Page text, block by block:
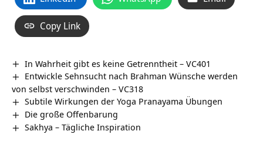
Copy Link
In Wahrheit gibt es keine Getrenntheit – VC401
Entwickle Sehnsucht nach Brahman Wünsche werden
von selbst verschwinden – VC318
Subtile Wirkungen der Yoga Pranayama Übungen
Die große Offenbarung
Sakhya – Tägliche Inspiration